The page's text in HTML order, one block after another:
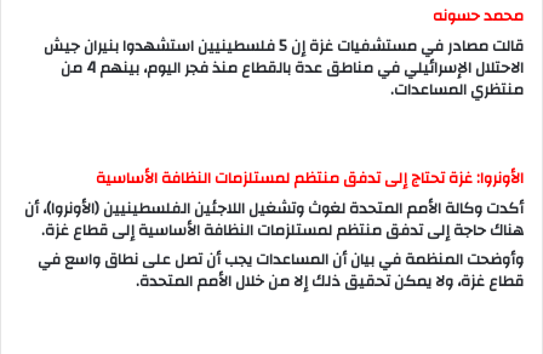
محمد حسونه
قالت مصادر في مستشفيات غزة إن 5 فلسطينيين استشهدوا بنيران جيش
الاحتلال الإسرائيلي في مناطق عدة بالقطاع منذ فجر اليوم، بينهم 4 من
منتظري المساعدات.
الأونروا: غزة تحتاج إلى تدفق منتظم لمستلزمات النظافة الأساسية
أكدت وكالة الأمم المتحدة لغوث وتشغيل اللاجئين الفلسطينيين (الأونروا)، أن
هناك حاجة إلى تدفق منتظم لمستلزمات النظافة الأساسية إلى قطاع غزة.
وأوضحت المنظمة في بيان أن المساعدات يجب أن تصل على نطاق واسع في
قطاع غزة، ولا يمكن تحقيق ذلك إلا من خلال الأمم المتحدة.